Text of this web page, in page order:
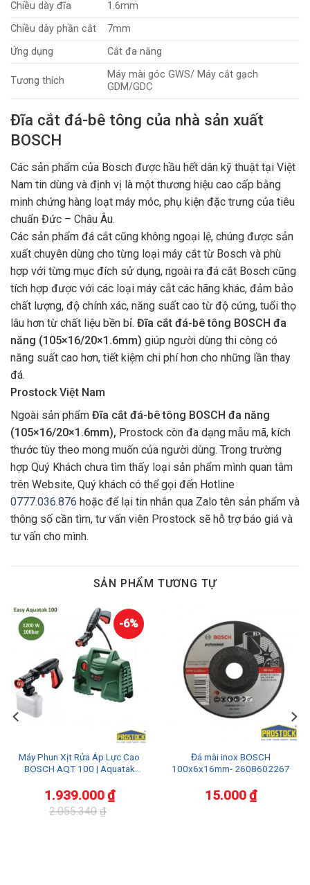
Chiều dày đĩa
1.6mm
Chiều dày phần cắt
7mm
Ứng dụng
Cắt đa năng
Tương thích
Máy mài góc GWS/ Máy cắt gạch
GDM/GDC
Đĩa cắt đá-bê tông của nhà sản xuất
BOSCH
Các sản phẩm của Bosch được hầu hết dân kỹ thuật tại Việt
Nam tin dùng và định vị là một thương hiệu cao cấp bằng
minh chứng hàng loạt máy móc, phụ kiện đặc trưng của tiêu
chuẩn Đức – Châu Âu.
Các sản phẩm đá cắt cũng không ngoại lệ, chúng được sản
xuất chuyên dùng cho từng loại máy cắt từ Bosch và phù
hợp với từng mục đích sử dụng, ngoài ra đá cắt Bosch cũng
tích hợp được với các loại máy cắt các hãng khác, đảm bảo
chất lượng, độ chính xác, năng suất cao từ độ cứng, tuổi thọ
lâu hơn từ chất liệu bền bỉ. Đĩa cắt đá-bê tông BOSCH đa
năng (105×16/20×1.6mm) giúp người dùng thi công có
năng suất cao hơn, tiết kiệm chi phí hơn cho những lần thay
đá.
Prostock Việt Nam
Ngoài sản phẩm Đĩa cắt đá-bê tông BOSCH đa năng
(105×16/20×1.6mm), Prostock còn đa dạng mẫu mã, kích
thước tùy theo mong muốn của người dùng. Trong trường
hợp Quý Khách chưa tìm thấy loại sản phẩm mình quan tâm
trên Website, Quý khách có thể gọi đến Hotline
0777.036.876 hoặc để lại tin nhắn qua Zalo tên sản phẩm và
thông số cần tìm, tư vấn viên Prostock sẽ hỗ trợ báo giá và
tư vấn cho mình.
SẢN PHẨM TƯƠNG TỰ
-6%
Máy Phun Xịt Rửa Áp Lực Cao
BOSCH AQT 100 | Aquatak
2.055.340 ₫
1.939.000₫
Đá mài inox BOSCH
100x6x16mm- 2608602267
15.000₫